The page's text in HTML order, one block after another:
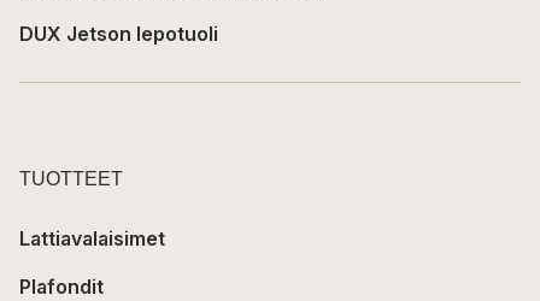
DUX Jetson lepotuoli
TUOTTEET
Lattiavalaisimet
Plafondit